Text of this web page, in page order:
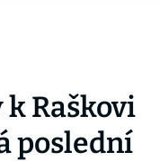
Raškovi
poslední